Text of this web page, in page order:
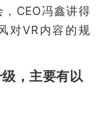
CEO冯鑫讲得
对VR内容的规
，主要有以